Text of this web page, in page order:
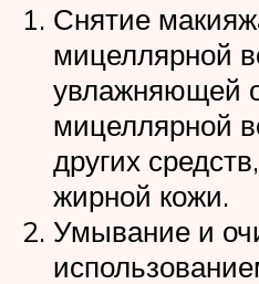
Снятие
мицеллярной
увлажняющей
мицеллярной
других
жирной кожи.
Умывание и